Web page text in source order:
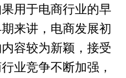
用于电商行业的早
来讲，电商发展初
容较为新颖，接受
业竞争不断加强，